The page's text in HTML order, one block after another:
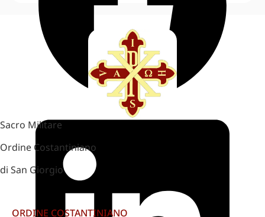
Sacro Militare
Ordine Costantiniano
di San Giorgio
ORDINE COSTANTINIANO